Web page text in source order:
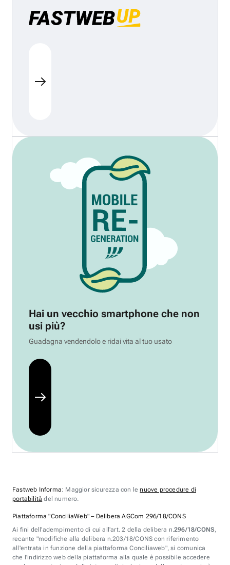
Hai un vecchio smartphone che non
usi più?
Guadagna vendendolo e ridai vita al tuo usato
Fastweb Informa: Maggior sicurezza con lenuove procedure di
portabilità del numero.
Piattaforma "ConciliaWeb" – Delibera AGCom 296/18/CONS
Ai fini dell'adempimento di cui all'art. 2 della delibera n.296/18/CONS,
recante "modifiche alla delibera n.203/18/CONS con riferimento
all'entrata in funzione della piattaforma Conciliaweb", si comunica
che l'indirizzo web della piattaforma alla quale è possibile accedere